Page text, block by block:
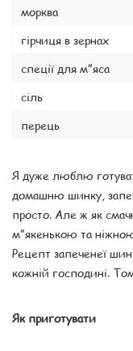
морква
гірчиця в зернах
спеції для м”яса
сіль
перець
Я дуже люблю
домашню шинку,
просто. Але ж як
м”якенькою та
Рецепт запеченеї
кожній господині.
Як приготувати